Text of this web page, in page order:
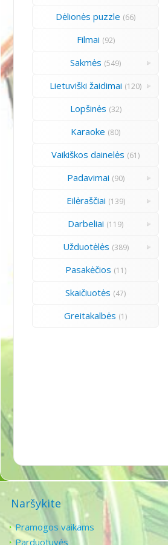
Dėlionės puzzle (66)
Filmai (92)
Sakmės (549)
Lietuviški žaidimai (120)
Lopšinės (32)
Karaoke (80)
Vaikiškos dainelės (61)
Padavimai (90)
Eilėraščiai (139)
Darbeliai (119)
Užduotėlės (389)
Pasakėčios (11)
Skaičiuotės (47)
Greitakalbės (1)
Naršykite
Pramogos vaikams
Parduotuvės